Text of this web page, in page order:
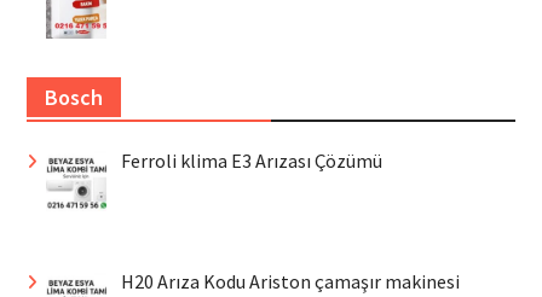
Bosch
Ferroli klima E3 Arızası Çözümü
H20 Arıza Kodu Ariston çamaşır makinesi